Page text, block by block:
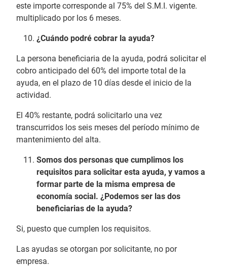
este importe corresponde al 75% del S.M.I. vigente.
multiplicado por los 6 meses.
¿Cuándo podré cobrar la ayuda?
La persona beneficiaria de la ayuda, podrá solicitar el
cobro anticipado del 60% del importe total de la
ayuda, en el plazo de 10 días desde el inicio de la
actividad.
El 40% restante, podrá solicitarlo una vez
transcurridos los seis meses del período mínimo de
mantenimiento del alta.
Somos dos personas que cumplimos los
requisitos para solicitar esta ayuda, y vamos a
formar parte de la misma empresa de
economía social. ¿Podemos ser las dos
beneficiarias de la ayuda?
Si, puesto que cumplen los requisitos.
Las ayudas se otorgan por solicitante, no por
empresa.